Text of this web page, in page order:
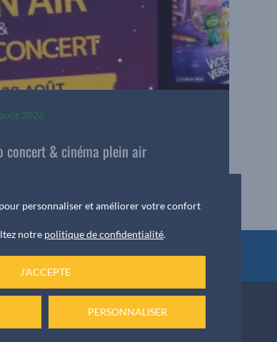
2026
concert & cinéma plein air
personnaliser et améliorer votre confort
notre politique de confidentialité.
J'ACCEPTE
PERSONNALISER